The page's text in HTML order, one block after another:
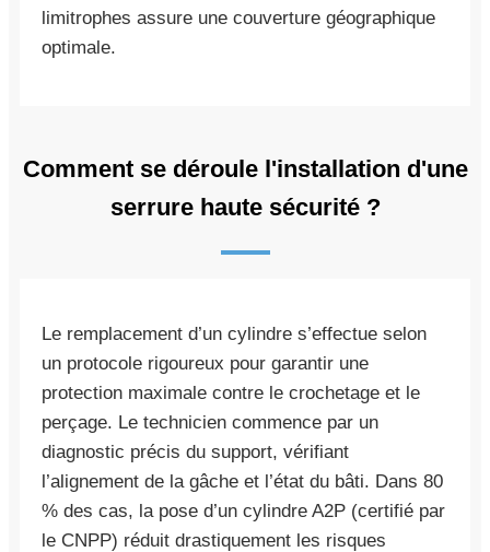
limitrophes assure une couverture géographique
optimale.
Comment se déroule l'installation d'une
serrure haute sécurité ?
Le remplacement d’un cylindre s’effectue selon
un protocole rigoureux pour garantir une
protection maximale contre le crochetage et le
perçage. Le technicien commence par un
diagnostic précis du support, vérifiant
l’alignement de la gâche et l’état du bâti. Dans 80
% des cas, la pose d’un cylindre A2P (certifié par
le CNPP) réduit drastiquement les risques